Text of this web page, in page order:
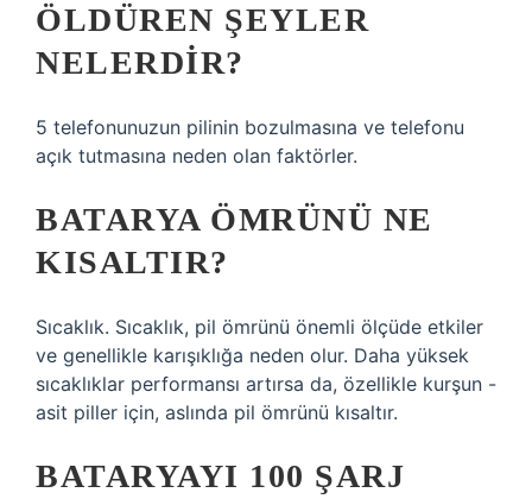
ÖLDÜREN ŞEYLER
NELERDIR?
5 telefonunuzun pilinin bozulmasına ve telefonu
açık tutmasına neden olan faktörler.
BATARYA ÖMRÜNÜ NE
KISALTIR?
Sıcaklık. Sıcaklık, pil ömrünü önemli ölçüde etkiler
ve genellikle karışıklığa neden olur. Daha yüksek
sıcaklıklar performansı artırsa da, özellikle kurşun -
asit piller için, aslında pil ömrünü kısaltır.
BATARYAYI 100 ŞARJ